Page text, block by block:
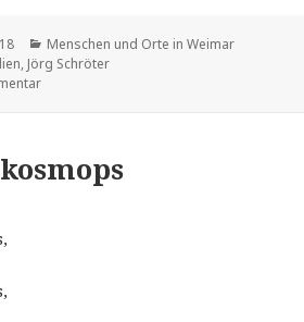
Kategorien
Menschen und Orte in Weimar
, Jörg Schröter
zu Jörg Schröter – Schrödl – wohnt in